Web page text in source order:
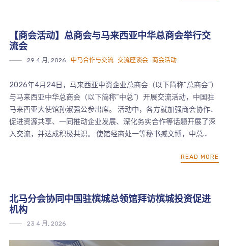
【商会活动】总商会与马来西亚中华总商会举行交
流会
29 4 月, 2026 中马合作与交流 交流座谈会 商会活动
2026年4月24日，马来西亚中资企业总商会（以下简称“总商会”）
与马来西亚中华总商会（以下简称“中总”）开展交流活动，中国驻
马来西亚大使馆孙淑强公参出席。 活动中，各方就加强商会协作、
促进资源共享、一同推动企业发展、深化务实合作等话题开展了深
入交流，并达成积极共识。 使馆经商处一等秘书臧文博，中总...
READ MORE
北马分会协同中国驻槟城总领馆拜访槟城投资促进
机构
23 4 月, 2026